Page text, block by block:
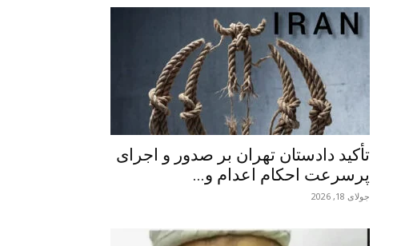
تأکید دادستان تهران بر صدور و اجرای
پرسرعت احکام اعدام و...
جولای 18, 2026